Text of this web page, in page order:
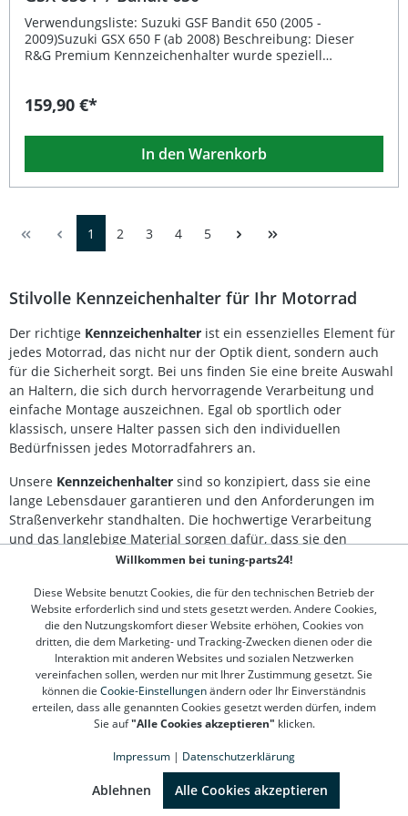
Verwendungsliste: Suzuki GSF Bandit 650 (2005 -
2009)Suzuki GSX 650 F (ab 2008) Beschreibung: Dieser
R&G Premium Kennzeichenhalter wurde speziell
hochwertigen Materialien überzeugt der Halter durch
integrierte LED-Kennzeichenleuchte mit E-Zeichen sorgt
für eine moderne Beleuchtung Ihres Kennzeichens. Der
Halter kann sowohl mit den Originalblinkern als auch mit
optional erhältlichen Microblinkern verwendet werden.
& Play Montage nicht erforderlich.Der Kennzeichenhalter
ist fahrzeugspezifisch konzipiert und wird mit einem
runden Reflektor mit E-Zeichen ausgeliefert. Optional sind
Passgenaues Design passend für Suzuki GSX 650 F und
mit E-Zeichen Verwendung hochwertiger Materialien für
maximale Stabilität Plug & Play Montage ohne
Anpassungsarbeiten Kompatibel mit Original- und
Zubehörblinkern Lieferumfang: R&G Premium
Kennzeichenhalter LED-Kennzeichenleuchte mit E-Zeichen
Runder Reflektor mit E-Zeichen Adapterplatten für
Original- und Zubehörblinker Befestigungs- und
Montagematerial Bebilderte Schritt-für-Schritt-Anleitung
159,90 €*
In den Warenkorb
1 2 3 4 5
Stilvolle Kennzeichenhalter für Ihr Motorrad
Der richtige Kennzeichenhalter ist ein essenzielles Element für
jedes Motorrad, das nicht nur der Optik dient, sondern auch
für die Sicherheit sorgt. Bei uns finden Sie eine breite Auswahl
an Haltern, die sich durch hervorragende Verarbeitung und
einfache Montage auszeichnen. Egal ob sportlich oder
klassisch, unsere Halter passen sich den individuellen
Bedürfnissen jedes Motorradfahrers an.
Unsere Kennzeichenhalter sind so konzipiert, dass sie eine
lange Lebensdauer garantieren und den Anforderungen im
Straßenverkehr standhalten. Die hochwertige Verarbeitung
und das langlebige Material sorgen dafür, dass sie den
Witterungseinflüssen standhalten und Ihr Kennzeichen sicher
sondern auch bestens für jede Fahrt ausgestattet.
Kontakt
Kundenservice
Top Marken
Willkommen bei tuning-parts24!
Diese Website benutzt Cookies, die für den technischen Betrieb der
Website erforderlich sind und stets gesetzt werden. Andere Cookies,
die den Nutzungskomfort dieser Website erhöhen, Cookies von
dritten, die dem Marketing- und Tracking-Zwecken dienen oder die
Interaktion mit anderen Websites und sozialen Netzwerken
vereinfachen sollen, werden nur mit Ihrer Zustimmung gesetzt. Sie
können die Cookie-Einstellungenändern oder Ihr Einverständnis
erteilen, dass alle genannten Cookies gesetzt werden dürfen, indem
Sie auf"Alle Cookies akzeptieren" klicken.
Impressum | Datenschutzerklärung
Ablehnen Alle Cookies akzeptieren
(4.78 / 5)
1312
Bewertungen bei: google.de, shopvote.de ⓘ
Informationen zur Echtheit der Bewertungen